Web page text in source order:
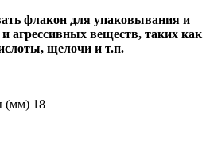
флакон для упаковывания и
агрессивных веществ, таких как
щелочи и т.п.
(мм) 18